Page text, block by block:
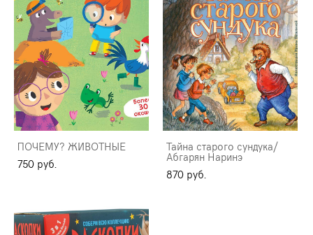
ПОЧЕМУ? ЖИВОТНЫЕ
750 pуб.
Тайна старого сундука/
Абгарян Наринэ
870 pуб.